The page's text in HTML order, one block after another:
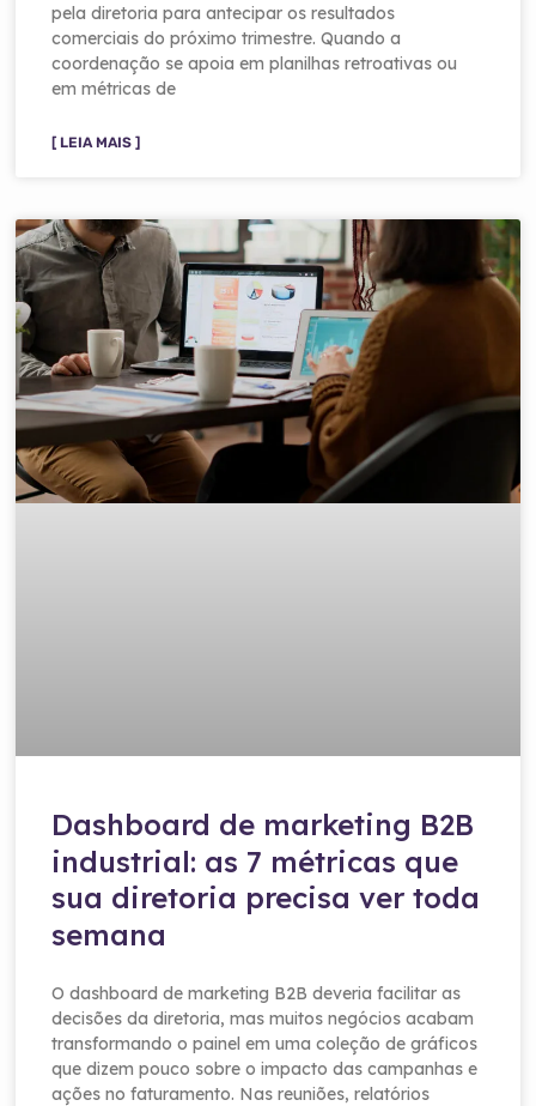
pela diretoria para antecipar os resultados
comerciais do próximo trimestre. Quando a
coordenação se apoia em planilhas retroativas ou
em métricas de
[ LEIA MAIS ]
Dashboard de marketing B2B
industrial: as 7 métricas que
sua diretoria precisa ver toda
semana
O dashboard de marketing B2B deveria facilitar as
decisões da diretoria, mas muitos negócios acabam
transformando o painel em uma coleção de gráficos
que dizem pouco sobre o impacto das campanhas e
ações no faturamento. Nas reuniões, relatórios